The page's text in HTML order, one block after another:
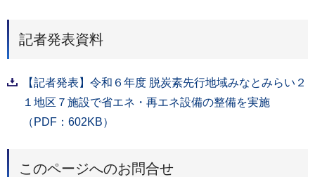
記者発表資料
【記者発表】令和６年度 脱炭素先行地域みなとみらい２
１地区７施設で省エネ・再エネ設備の整備を実施
（PDF：602KB）
このページへのお問合せ